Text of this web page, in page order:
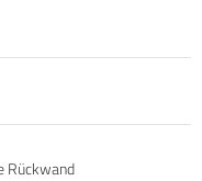
Rückwand